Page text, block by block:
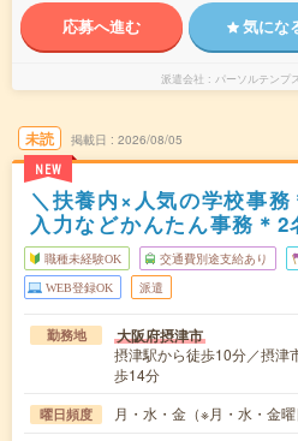
応募へ進む 気にな
派遣会社 パーソルテンプ
未読
NEW
掲載日 2026/08/05
＼扶養内×人気の学校事
入力などかんたん事務＊2
職種未経験OK 交通費別途支給あり
WEB登録OK 派遣
勤務地 大阪府摂津市
摂津駅から徒歩10分／摂津
歩14分
曜日頻度 月・水・金（※月・水・金曜